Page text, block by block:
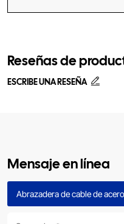
Reseñas de
ESCRIBE UNA RESEÑA
Mensaje en línea